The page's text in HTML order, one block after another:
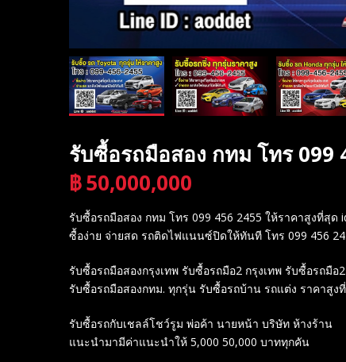
รับซื้อรถมือสอง กทม โทร 099
฿50,000,000
รับซื้อรถมือสอง กทม โทร 099 456 2455 ให้ราคาสูงที่สุด
ซื้อง่าย จ่ายสด รถติดไฟแนนซ์ปิดให้ทันที โทร 099 456
รับซื้อรถมือสองกรุงเทพ รับซื้อรถมือ2 กรุงเทพ รับซื้อรถมือ
รับซื้อรถมือสองกทม. ทุกรุ่น รับซื้อรถบ้าน รถแต่ง ราคาสูง
รับซื้อรถกับเชลล์โชว์รูม พ่อค้า นายหน้า บริษัท ห้างร้าน
แนะนำมามีค่าแนะนำให้ 5,000 50,000 บาททุกคัน